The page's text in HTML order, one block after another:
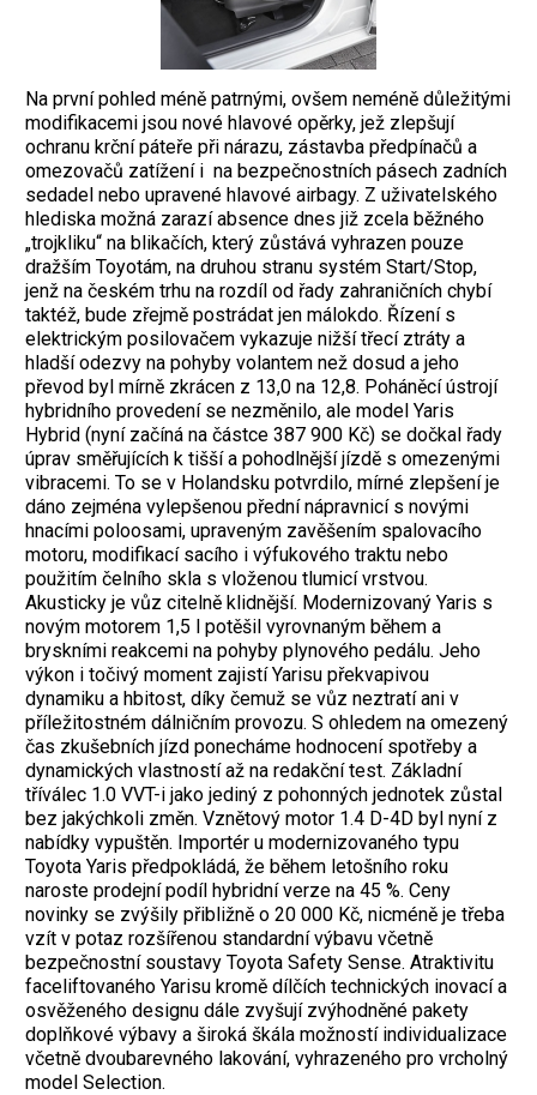
Na první pohled méně patrnými, ovšem neméně důležitými
modifikacemi jsou nové hlavové opěrky, jež zlepšují
ochranu krční páteře při nárazu, zástavba předpínačů a
omezovačů zatížení i na bezpečnostních pásech zadních
sedadel nebo upravené hlavové airbagy. Z uživatelského
hlediska možná zarazí absence dnes již zcela běžného
„trojkliku“ na blikačích, který zůstává vyhrazen pouze
dražším Toyotám, na druhou stranu systém Start/Stop,
jenž na českém trhu na rozdíl od řady zahraničních chybí
taktéž, bude zřejmě postrádat jen málokdo. Řízení s
elektrickým posilovačem vykazuje nižší třecí ztráty a
hladší odezvy na pohyby volantem než dosud a jeho
převod byl mírně zkrácen z 13,0 na 12,8. Poháněcí ústrojí
hybridního provedení se nezměnilo, ale model Yaris
Hybrid (nyní začíná na částce 387 900 Kč) se dočkal řady
úprav směřujících k tišší a pohodlnější jízdě s omezenými
vibracemi. To se v Holandsku potvrdilo, mírné zlepšení je
dáno zejména vylepšenou přední nápravnicí s novými
hnacími poloosami, upraveným zavěšením spalovacího
motoru, modifikací sacího i výfukového traktu nebo
použitím čelního skla s vloženou tlumicí vrstvou.
Akusticky je vůz citelně klidnější. Modernizovaný Yaris s
novým motorem 1,5 l potěšil vyrovnaným během a
bryskními reakcemi na pohyby plynového pedálu. Jeho
výkon i točivý moment zajistí Yarisu překvapivou
dynamiku a hbitost, díky čemuž se vůz neztratí ani v
příležitostném dálničním provozu. S ohledem na omezený
čas zkušebních jízd ponecháme hodnocení spotřeby a
dynamických vlastností až na redakční test. Základní
tříválec 1.0 VVT-i jako jediný z pohonných jednotek zůstal
bez jakýchkoli změn. Vznětový motor 1.4 D-4D byl nyní z
nabídky vypuštěn. Importér u modernizovaného typu
Toyota Yaris předpokládá, že během letošního roku
naroste prodejní podíl hybridní verze na 45 %. Ceny
novinky se zvýšily přibližně o 20 000 Kč, nicméně je třeba
vzít v potaz rozšířenou standardní výbavu včetně
bezpečnostní soustavy Toyota Safety Sense. Atraktivitu
faceliftovaného Yarisu kromě dílčích technických inovací a
osvěženého designu dále zvyšují zvýhodněné pakety
doplňkové výbavy a široká škála možností individualizace
včetně dvoubarevného lakování, vyhrazeného pro vrcholný
model Selection.